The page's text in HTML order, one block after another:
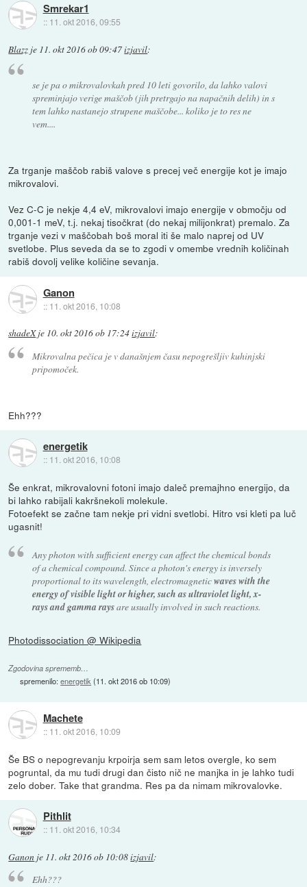
Smrekar1
:: 11. okt 2016, 09:55
Blazz je 11. okt 2016 ob 09:47izjavil:
se je pa o mikrovalovkah pred 10 leti govorilo, da lahko valovi
spreminjajo verige maščob (jih pretrgajo na napačnih delih) in s
tem lahko nastanejo strupene maščobe... koliko je to res ne
vem....
Za trganje maščob rabiš valove s precej več energije kot je imajo
mikrovalovi.
Vez C-C je nekje 4,4 eV, mikrovalovi imajo energije v območju od
0,001-1 meV, t.j. nekaj tisočkrat (do nekaj milijonkrat) premalo. Za
trganje vezi v maščobah boš moral iti še malo naprej od UV
svetlobe. Plus seveda da se to zgodi v omembe vrednih količinah
rabiš dovolj velike količine sevanja.
Ganon
:: 11. okt 2016, 10:08
shadeXje 10. okt 2016 ob 17:24izjavil:
Mikrovalna pečica je v današnjem času nepogrešljiv kuhinjski
pripomoček.
Ehh???
energetik
:: 11. okt 2016, 10:08
Še enkrat, mikrovalovni fotoni imajo daleč premajhno energijo, da
bi lahko rabijali kakršnekoli molekule.
Fotoefekt se začne tam nekje pri vidni svetlobi. Hitro vsi kleti pa luč
ugasnit!
Any photon with sufficient energy can affect the chemical bonds
of a chemical compound. Since a photon's energy is inversely
proportional to its wavelength, electromagneticwaves with the
energy of visible light or higher, such as ultraviolet light, x-
rays and gamma raysare usually involved in such reactions.
Photodissociation @ Wikipedia
Zgodovina sprememb…
spremenilo:energetik (11. okt 2016 ob 10:09)
Machete
:: 11. okt 2016, 10:09
Še BS o nepogrevanju krpoirja sem sam letos overgle, ko sem
pogruntal, da mu tudi drugi dan čisto nič ne manjka in je lahko tudi
zelo dober. Take that grandma. Res pa da nimam mikrovalovke.
Pithlit
:: 11. okt 2016, 10:34
Ganon je 11. okt 2016 ob 10:08izjavil:
Ehh???